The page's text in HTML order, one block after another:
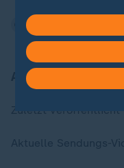
Aktuell bei ZDFheute
Zuletzt veröffentlicht